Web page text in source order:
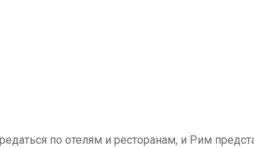
по отелям и ресторанам, и Рим